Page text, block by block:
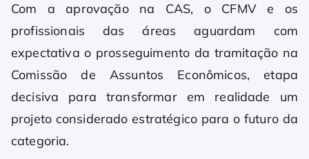
Com a aprovação na CAS, o CFMV e os
profissionais das áreas aguardam com
expectativa o prosseguimento da tramitação na
Comissão de Assuntos Econômicos, etapa
decisiva para transformar em realidade um
projeto considerado estratégico para o futuro da
categoria.